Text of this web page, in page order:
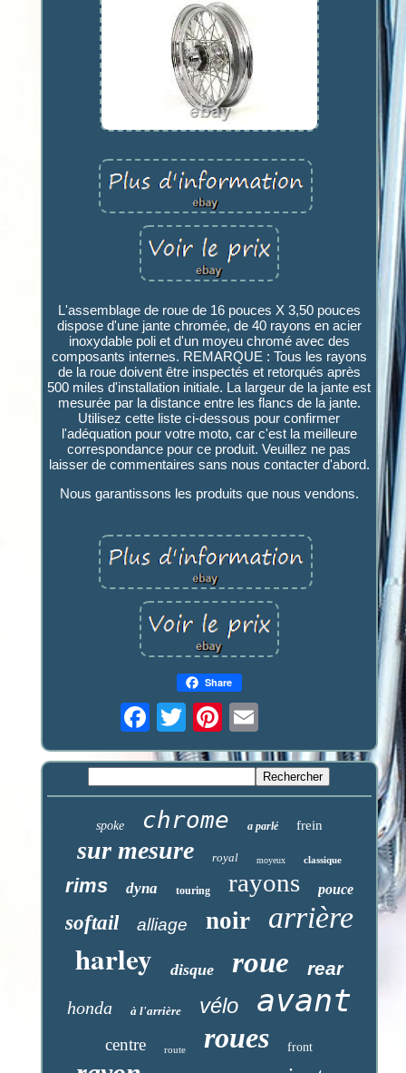
L'assemblage de roue de 16 pouces X 3,50 pouces
dispose d'une jante chromée, de 40 rayons en acier
inoxydable poli et d'un moyeu chromé avec des
composants internes. REMARQUE : Tous les rayons
de la roue doivent être inspectés et retorqués après
500 miles d'installation initiale. La largeur de la jante est
mesurée par la distance entre les flancs de la jante.
Utilisez cette liste ci-dessous pour confirmer
l'adéquation pour votre moto, car c'est la meilleure
correspondance pour ce produit. Veuillez ne pas
laisser de commentaires sans nous contacter d'abord.
Nous garantissons les produits que nous vendons.
Share
spoke chrome a parlé frein
sur mesure royal moyeux classique
rims dyna touring rayons pouce
softail alliage noir arrière
harley disque roue rear
honda à l'arrière vélo avant
centre route roues front